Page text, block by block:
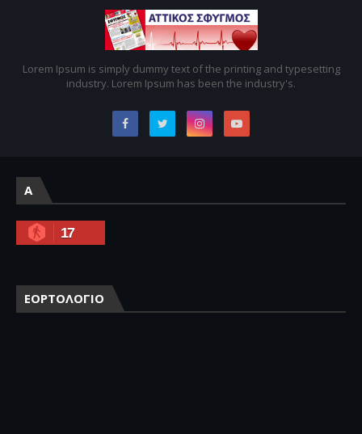
Lorem Ipsum is simply dummy text of the printing and typesetting
industry. Lorem Ipsum has been the industry's.
A
17
ΕΟΡΤΟΛΟΓΙΟ